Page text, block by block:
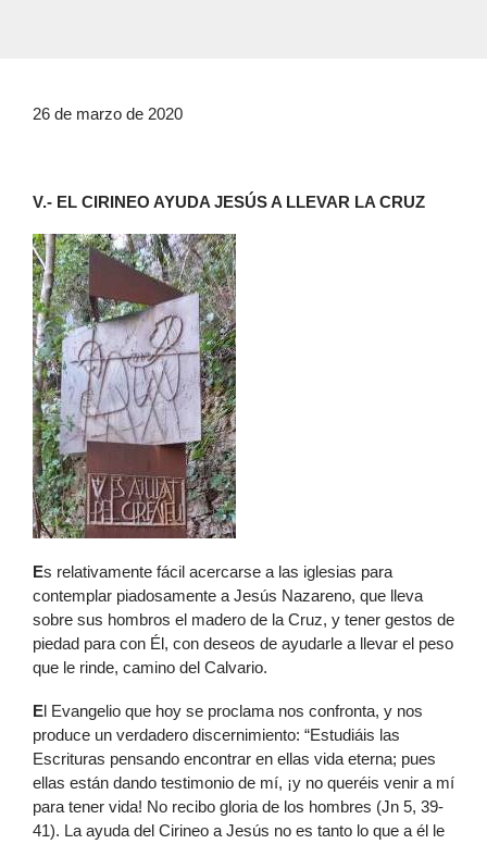
26 de marzo de 2020
V.- EL CIRINEO AYUDA JESÚS A LLEVAR LA CRUZ
Es relativamente fácil acercarse a las iglesias para
contemplar piadosamente a Jesús Nazareno, que lleva
sobre sus hombros el madero de la Cruz, y tener gestos de
piedad para con Él, con deseos de ayudarle a llevar el peso
que le rinde, camino del Calvario.
El Evangelio que hoy se proclama nos confronta, y nos
produce un verdadero discernimiento: “Estudiáis las
Escrituras pensando encontrar en ellas vida eterna; pues
ellas están dando testimonio de mí, ¡y no queréis venir a mí
para tener vida! No recibo gloria de los hombres (Jn 5, 39-
41). La ayuda del Cirineo a Jesús no es tanto lo que a él le